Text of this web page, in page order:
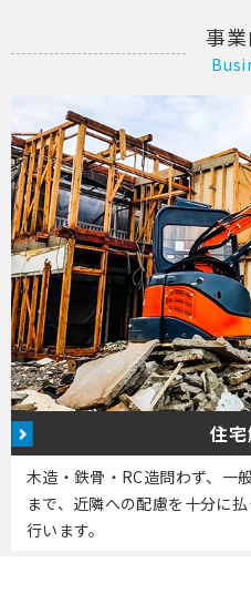
事
住
木造・鉄骨・RC造問わず、一
まで、近隣への配慮を十分に
行います。